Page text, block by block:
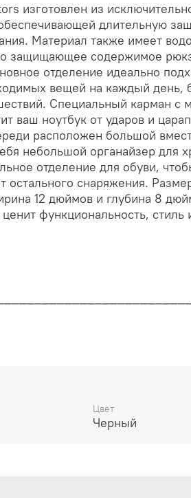
изготовлен из
длительную
Материал также имеет
защищающее содержимое
отделение идеально
вещей на каждый день,
Специальный карман с
ваш ноутбук от ударов и
расположен большой
небольшой органайзер для
отделение для обуви,
остального снаряжения.
12 дюймов и глубина 8
функциональность, стиль
14 дней
Цвет
Черный